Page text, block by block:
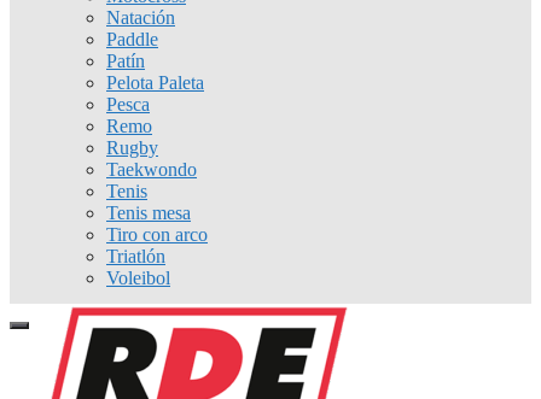
Natación
Paddle
Patín
Pelota Paleta
Pesca
Remo
Rugby
Taekwondo
Tenis
Tenis mesa
Tiro con arco
Triatlón
Voleibol